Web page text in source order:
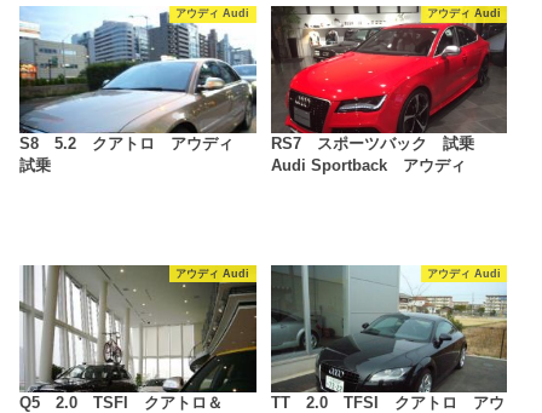
アウディ Audi
S8 5.2 クアトロ アウディ
試乗
アウディ Audi
RS7 スポーツバック 試乗
Audi Sportback アウディ
アウディ Audi
Q5 2.0 TSFI クアトロ＆
アウディ Audi
TT 2.0 TFSI クアトロ アウ